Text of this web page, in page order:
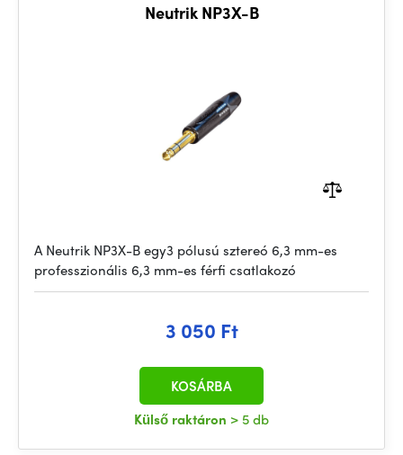
Neutrik NP3X-B
A Neutrik NP3X-B egy3 pólusú sztereó 6,3 mm-es
professzionális 6,3 mm-es férfi csatlakozó
3 050 Ft
Külső raktáron > 5 db
KOSÁRBA